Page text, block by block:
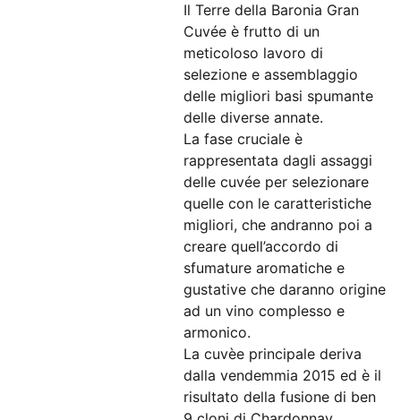
Il Terre della Baronia Gran
Cuvée è frutto di un
meticoloso lavoro di
selezione e assemblaggio
delle migliori basi spumante
delle diverse annate.
La fase cruciale è
rappresentata dagli assaggi
delle cuvée per selezionare
quelle con le caratteristiche
migliori, che andranno poi a
creare quell’accordo di
sfumature aromatiche e
gustative che daranno origine
ad un vino complesso e
armonico.
La cuvèe principale deriva
dalla vendemmia 2015 ed è il
risultato della fusione di ben